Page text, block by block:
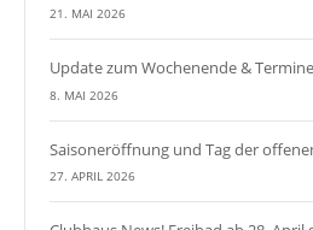
21. MAI 2026
Update zum Wochenende &
8. MAI 2026
Saisoneröffnung und Tag der
27. APRIL 2026